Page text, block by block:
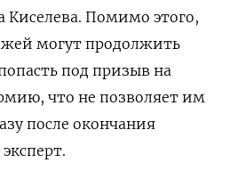
Киселева. Помимо этого,
могут продолжить
под призыв на
что не позволяет им
после окончания